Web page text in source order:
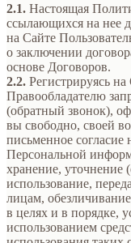
2.1. Настоящая
ссылающихся на нее
на Сайте
о заключении
основе Договоров.
2.2. Регистрируясь
Правообладателю
(обратный звонок),
вы свободно, своей
письменное
Персональной
хранение, уточнение
использование,
лицам,
в целях и в порядке,
использованием